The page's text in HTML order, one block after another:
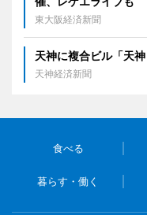
東大阪経済新聞
天神に複合ビル「天
天神経済新聞
食べる
暮らす・働く